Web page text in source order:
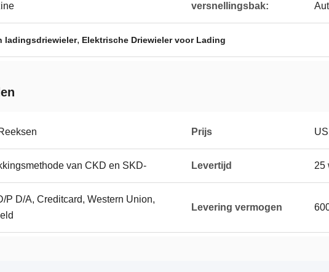
versnellingsbak:
ladingsdriewieler, Elektrische Driewieler voor Lading
Prijs
van CKD en SKD- Levertijd 25
P D/A, Creditcard, Western Union,
Levering vermogen